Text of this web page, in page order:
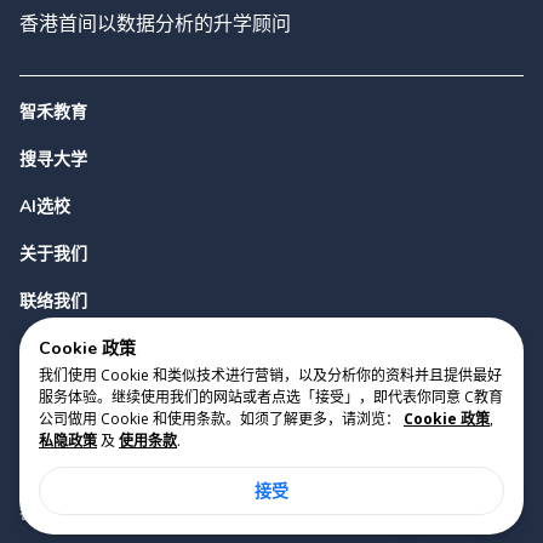
香港首间以数据分析的升学顾问
智禾教育
搜寻大学
AI选校
关于我们
联络我们
版权 2023 Cyclopes® •
使用条款
香港铜锣湾勿地臣街1号时代广场2座28楼07室
Cookie 政策
我们使用 Cookie 和类似技术进行营销，以及分析你的资料并且提供最好
服务体验。继续使用我们的网站或者点选「接受」，即代表你同意 C教育
公司做用 Cookie 和使用条款。如须了解更多，请浏览：
Cookie 政策,
私隐政策及 使用条款.
接受